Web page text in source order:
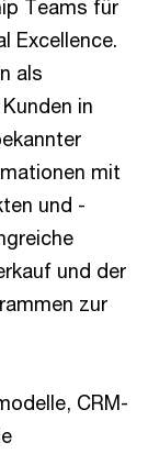
Teams für
Excellence.
als
in
mit
und -
und der
zur
CRM-